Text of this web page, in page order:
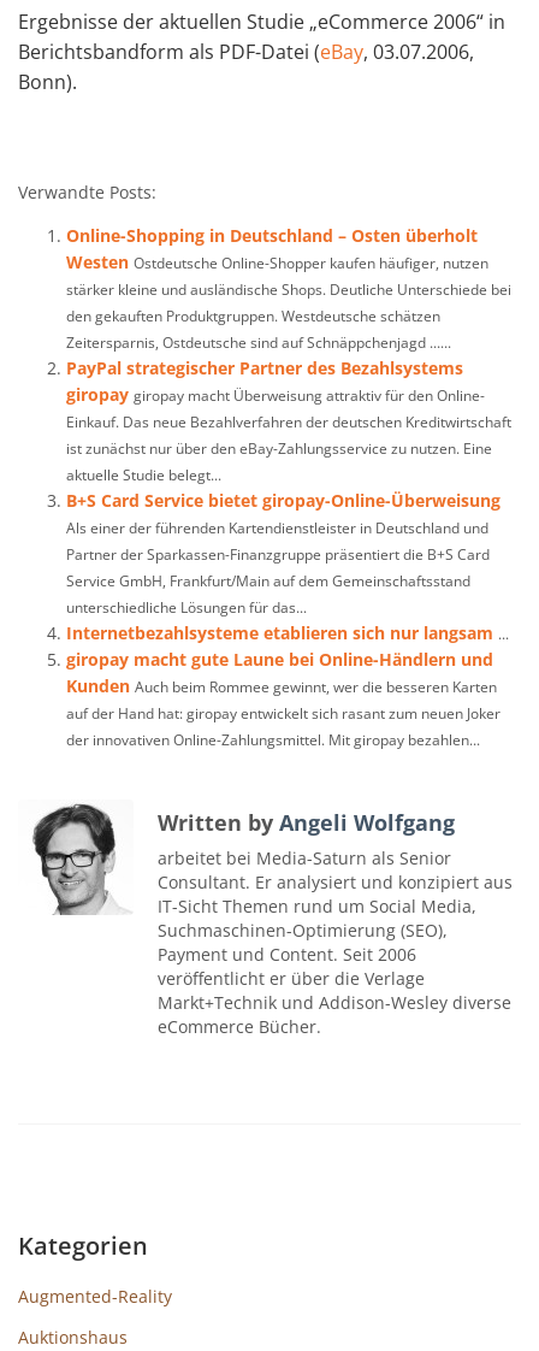
Ergebnisse der aktuellen Studie „eCommerce 2006“ in
Berichtsbandform als PDF-Datei (eBay, 03.07.2006,
Bonn).
Verwandte Posts:
Online-Shopping in Deutschland – Osten überholt
Westen Ostdeutsche Online-Shopper kaufen häufiger, nutzen
stärker kleine und ausländische Shops. Deutliche Unterschiede bei
den gekauften Produktgruppen. Westdeutsche schätzen
Zeitersparnis, Ostdeutsche sind auf Schnäppchenjagd ......
PayPal strategischer Partner des Bezahlsystems
giropay giropay macht Überweisung attraktiv für den Online-
Einkauf. Das neue Bezahlverfahren der deutschen Kreditwirtschaft
ist zunächst nur über den eBay-Zahlungsservice zu nutzen. Eine
aktuelle Studie belegt...
B+S Card Service bietet giropay-Online-Überweisung
Als einer der führenden Kartendienstleister in Deutschland und
Partner der Sparkassen-Finanzgruppe präsentiert die B+S Card
Service GmbH, Frankfurt/Main auf dem Gemeinschaftsstand
unterschiedliche Lösungen für das...
Internetbezahlsysteme etablieren sich nur langsam ...
giropay macht gute Laune bei Online-Händlern und
Kunden Auch beim Rommee gewinnt, wer die besseren Karten
auf der Hand hat: giropay entwickelt sich rasant zum neuen Joker
der innovativen Online-Zahlungsmittel. Mit giropay bezahlen...
Written by Angeli Wolfgang
arbeitet bei Media-Saturn als Senior
Consultant. Er analysiert und konzipiert aus
IT-Sicht Themen rund um Social Media,
Suchmaschinen-Optimierung (SEO),
Payment und Content. Seit 2006
veröffentlicht er über die Verlage
Markt+Technik und Addison-Wesley diverse
eCommerce Bücher.
Kategorien
Augmented-Reality
Auktionshaus